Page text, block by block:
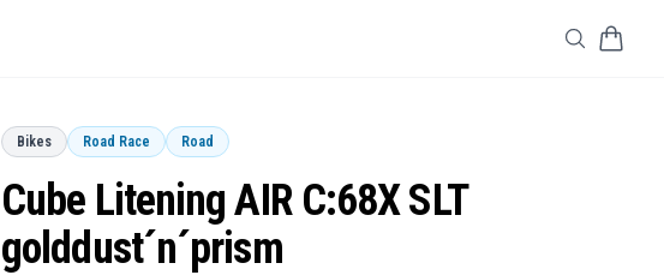
Bikes Road Race Road
Cube Litening AIR C:68X SLT
golddust´n´prism